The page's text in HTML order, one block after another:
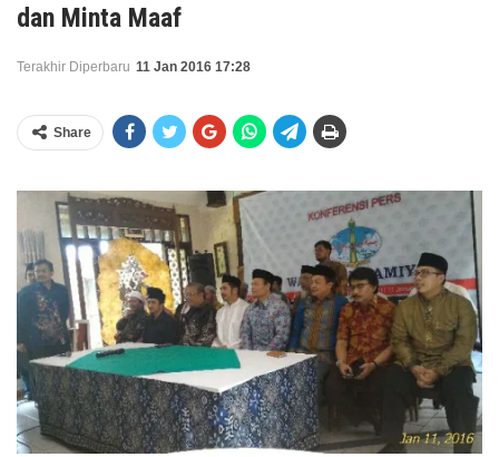
dan Minta Maaf
Terakhir Diperbaru 11 Jan 2016 17:28
Share